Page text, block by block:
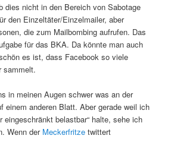
dies nicht in den Bereich von Sabotage
den Einzeltäter/Einzelmailer, aber
die zum Mailbombing aufrufen. Das
für das BKA. Da könnte man auch
es ist, dass Facebook so viele
sammelt.
in meinen Augen schwer was an der
einem anderen Blatt. Aber gerade weil ich
eingeschränkt belastbar“ halte, sehe ich
Wenn der Meckerfritze twittert